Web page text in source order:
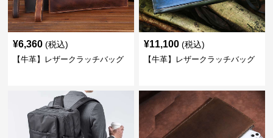
¥6,360 (税込)
【牛革】レザークラッチバッグ
¥11,100 (税込)
【牛革】レザークラッチバッグ